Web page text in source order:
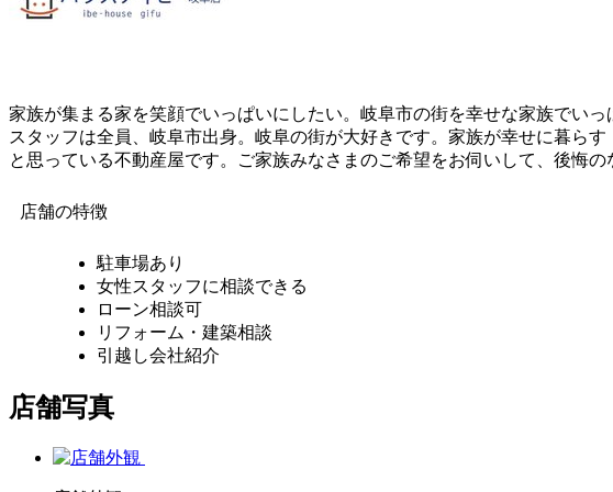
家族が集まる家を笑顔でいっぱいにしたい。岐阜市の街を幸せな家族でい
スタッフは全員、岐阜市出身。岐阜の街が大好きです。家族が幸せに暮ら
と思っている不動産屋です。ご家族みなさまのご希望をお伺いして、後悔
店舗の特徴
駐車場あり
女性スタッフに相談できる
ローン相談可
リフォーム・建築相談
引越し会社紹介
店舗写真